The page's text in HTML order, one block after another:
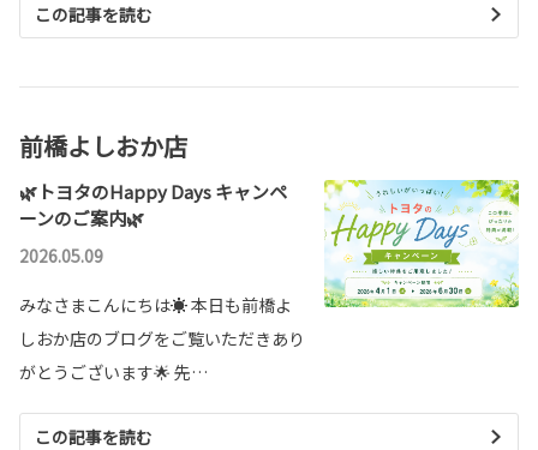
この記事を読む
前橋よしおか店
🌿トヨタのHappy Days キャンペ
ーンのご案内🌿
2026.05.09
みなさまこんにちは☀ 本日も前橋よ
しおか店のブログをご覧いただきあり
がとうございます🌟 先…
この記事を読む